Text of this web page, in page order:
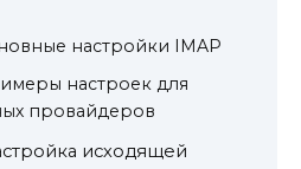
настройки IMAP
настроек для
провайдеров
исходящей